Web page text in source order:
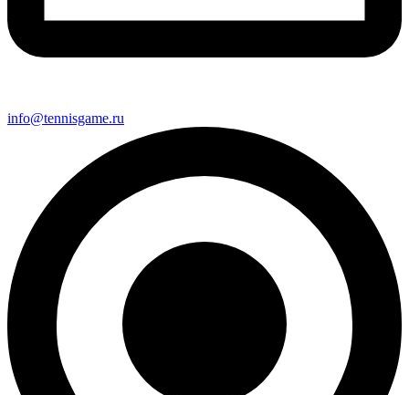
info@tennisgame.ru